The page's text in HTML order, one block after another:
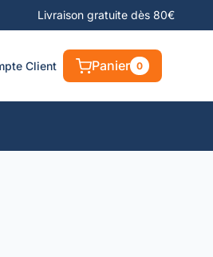
Livraison gratuite dès 80€
Client Panier 0